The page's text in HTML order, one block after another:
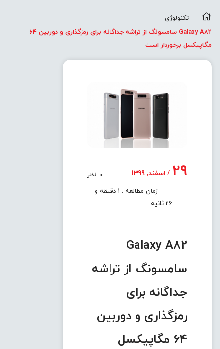
تکنولوژی
Galaxy A82 سامسونگ از تراشه جداگانه برای رمزگذاری و دوربین 64
مگاپیکسل برخوردار است
29 / اسفند, 1399 0 نظر
زمان مطالعه : 1 دقیقه و
26 ثانیه
Galaxy A82
سامسونگ از تراشه
جداگانه برای
رمزگذاری و دوربین
64 مگاپیکسل